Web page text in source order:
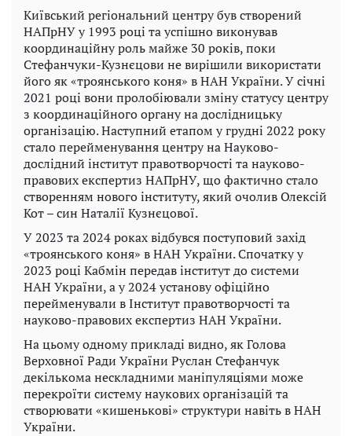
Київський регіональний центру був створений
НАПрНУ у 1993 році та успішно виконував
координаційну роль майже 30 років, поки
Стефанчуки-Кузнєцови не вирішили використати
його як «троянського коня» в НАН України. У січні
2021 році вони пролобіювали зміну статусу центру
з координаційного органу на дослідницьку
організацію. Наступний етапом у грудні 2022 року
стало перейменування центру на Науково-
дослідний інститут правотворчості та науково-
правових експертиз НАПрНУ, що фактично стало
створенням нового інституту, який очолив Олексій
Кот – син Наталії Кузнєцової.
У 2023 та 2024 роках відбувся поступовий захід
«троянського коня» в НАН України. Спочатку у
2023 році Кабмін передав інститут до системи
НАН України, а у 2024 установу офіційно
перейменували в Інститут правотворчості та
науково-правових експертиз НАН України.
На цьому одному прикладі видно, як Голова
Верховної Ради України Руслан Стефанчук
декількома нескладними маніпуляціями може
перекроїти систему наукових організацій та
створювати «кишенькові» структури навіть в НАН
України.